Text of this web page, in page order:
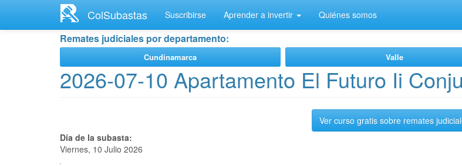
contenido
ColSubastas Suscribirse Aprender a invertir Quiénes somos
Remates judiciales por departamento:
Cundinamarca Valle
2026-07-10 Apartamento El Futuro Ii
Ver curso gratis sobre remates
Día de la subasta:
Viernes, 10 Julio 2026